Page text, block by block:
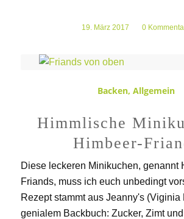
19. März 2017
/ 0
Backen,Allgemein
Himmlische
Himbeer-
Diese leckeren Minikuchen, genannt
Friands, muss ich euch unbedingt
Rezept stammt aus Jeanny's (Viginia
genialem Backbuch: Zucker, Zimt